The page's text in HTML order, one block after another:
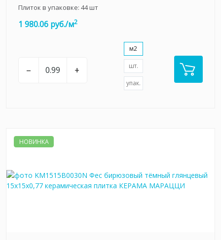
Плиток в упаковке: 44шт
1 980.06 руб./м2
– +
м2
шт.
упак.
НОВИНКА